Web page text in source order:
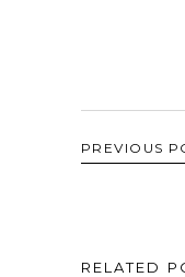
PREVIOUS
RELATED